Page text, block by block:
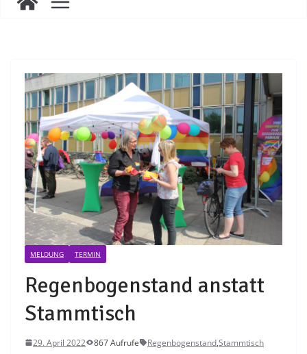
MELDUNG TERMIN
Regenbogenstand anstatt
Stammtisch
29. April 2022 867 Aufrufe Regenbogenstand,Stammtisch